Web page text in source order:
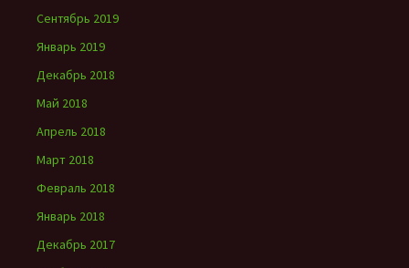
Сентябрь 2019
Январь 2019
Декабрь 2018
Май 2018
Апрель 2018
Март 2018
Февраль 2018
Январь 2018
Декабрь 2017